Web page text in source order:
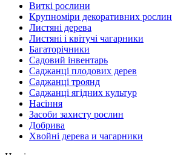
Виткі рослини
Крупноміри декоративних рослин
Листяні дерева
Листяні і квітучі чагарники
Багаторічники
Садовий інвентарь
Саджанці плодових дерев
Саджанці троянд
Саджанці ягідних культур
Насіння
Засоби захисту рослин
Добрива
Хвойні дерева и чагарники